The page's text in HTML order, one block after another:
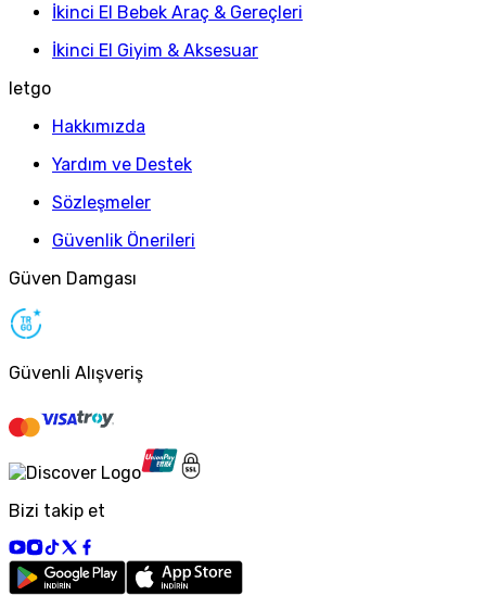
İkinci El Bebek Araç & Gereçleri
İkinci El Giyim & Aksesuar
letgo
Hakkımızda
Yardım ve Destek
Sözleşmeler
Güvenlik Önerileri
Güven Damgası
Güvenli Alışveriş
Bizi takip et